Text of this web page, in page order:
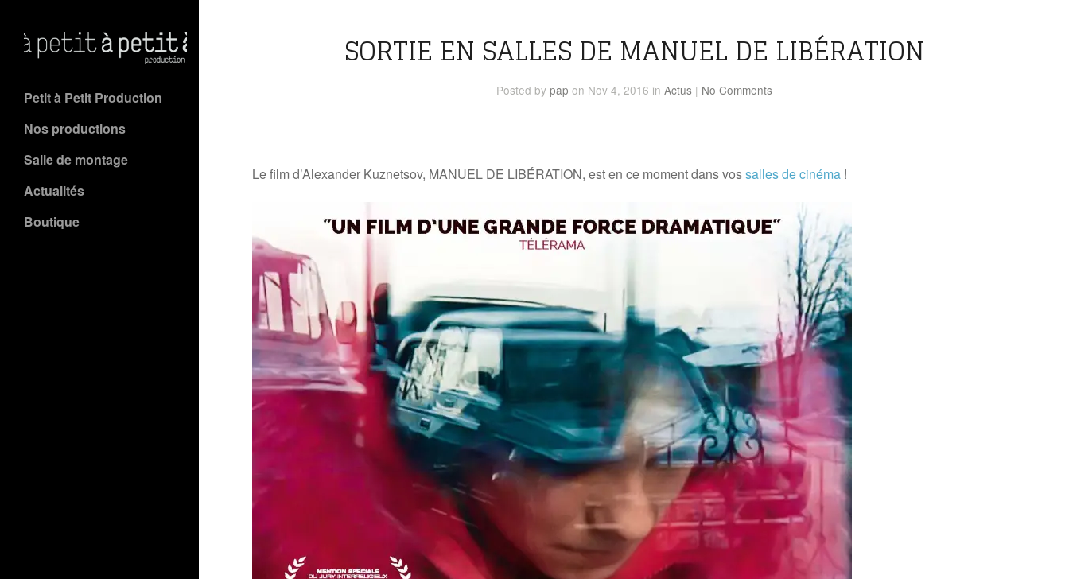
Petit à Petit Production
Nos productions
Salle de montage
Actualités
Boutique
SORTIE EN SALLES DE MANUEL DE LIBÉRATION
Posted by pap on Nov 4, 2016 in Actus | No Comments
Le film d’Alexander Kuznetsov, MANUEL DE LIBÉRATION, est en ce moment dans vossalles de cinéma !